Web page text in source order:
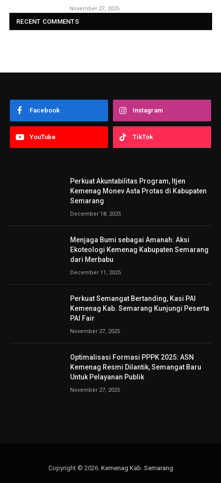
November 27, 2025
RECENT COMMENTS
Facebook Instagram
YouTube TikTok
Perkuat Akuntabilitas Program, Itjen
Kemenag Monev Asta Protas di Kabupaten
Semarang
December 18, 2025
Menjaga Bumi sebagai Amanah: Aksi
Ekoteologi Kemenag Kabupaten Semarang
dari Merbabu
December 11, 2025
Perkuat Semangat Bertanding, Kasi PAI
Kemenag Kab. Semarang Kunjungi Peserta
PAI Fair
November 27, 2025
Optimalisasi Formasi PPPK 2025: ASN
Kemenag Resmi Dilantik, Semangat Baru
Untuk Pelayanan Publik
November 27, 2025
Copyright © 2026. Kemenag Kab. Semarang